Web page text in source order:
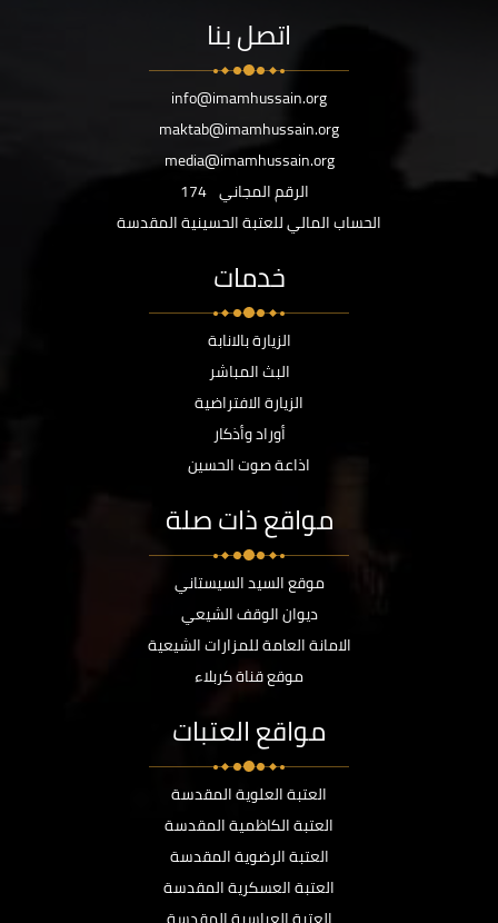
اتصل بنا
info@imamhussain.org
maktab@imamhussain.org
media@imamhussain.org
الرقم المجاني 174
الحساب المالي للعتبة الحسينية المقدسة
خدمات
الزيارة بالانابة
البث المباشر
الزيارة الافتراضية
أوراد وأذكار
اذاعة صوت الحسين
مواقع ذات صلة
موقع السيد السيستاني
ديوان الوقف الشيعي
الامانة العامة للمزارات الشيعية
موقع قناة كربلاء
مواقع العتبات
العتبة العلوية المقدسة
العتبة الكاظمية المقدسة
العتبة الرضوية المقدسة
العتبة العسكرية المقدسة